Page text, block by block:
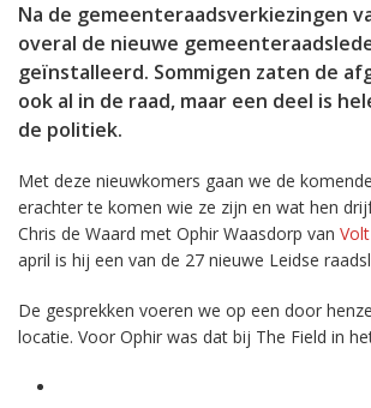
Na de gemeenteraadsverkiezingen
overal de nieuwe
geïnstalleerd. Sommigen zaten de
ook al in de raad, maar een deel is
de politiek.
Met deze nieuwkomers gaan we de
erachter te komen wie ze zijn en wat hen
Chris de Waard met Ophir Waasdorp van
april is hij een van de 27 nieuwe Leidse
De gesprekken voeren we op een door
locatie. Voor Ophir was dat bij The Field in